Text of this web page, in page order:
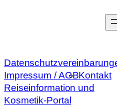
Impressum / AGBKontakt
Reiseinformation und
Kosmetik-Portal